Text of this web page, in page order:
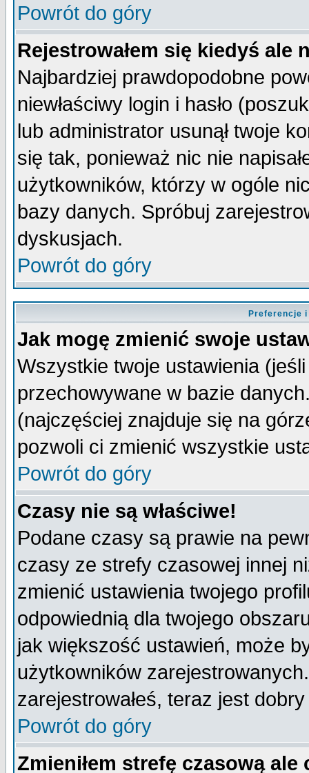
Powrót do góry
Rejestrowałem się kiedyś ale
Najbardziej prawdopodobne
niewłaściwy login i hasło
lub administrator usunął twoje
się tak, ponieważ nic nie
użytkowników, którzy w ogóle
bazy danych. Spróbuj
dyskusjach.
Powrót do góry
Preferencje
Jak mogę zmienić swoje
Wszystkie twoje ustawienia
przechowywane w bazie
(najczęściej znajduje się na
pozwoli ci zmienić wszystkie
Powrót do góry
Czasy nie są właściwe!
Podane czasy są prawie na
czasy ze strefy czasowej innej
zmienić ustawienia twojego
odpowiednią dla twojego
jak większość ustawień, może
użytkowników
zarejestrowałeś, teraz jest
Powrót do góry
Zmieniłem strefę czasową